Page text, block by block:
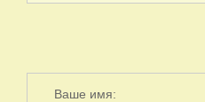
Ваше имя: